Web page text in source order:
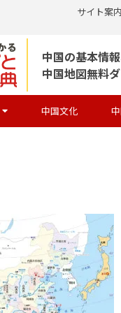
サイト案内
中国の基本情
中国地図無料
中国文化